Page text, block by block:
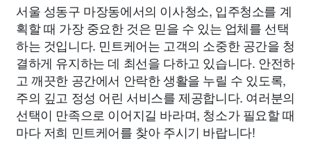
서울 성동구 마장동에서의 이사청소, 입주청소를 계
획할 때 가장 중요한 것은 믿을 수 있는 업체를 선택
하는 것입니다. 민트케어는 고객의 소중한 공간을 청
결하게 유지하는 데 최선을 다하고 있습니다. 안전하
고 깨끗한 공간에서 안락한 생활을 누릴 수 있도록,
주의 깊고 정성 어린 서비스를 제공합니다. 여러분의
선택이 만족으로 이어지길 바라며, 청소가 필요할 때
마다 저희 민트케어를 찾아 주시기 바랍니다!